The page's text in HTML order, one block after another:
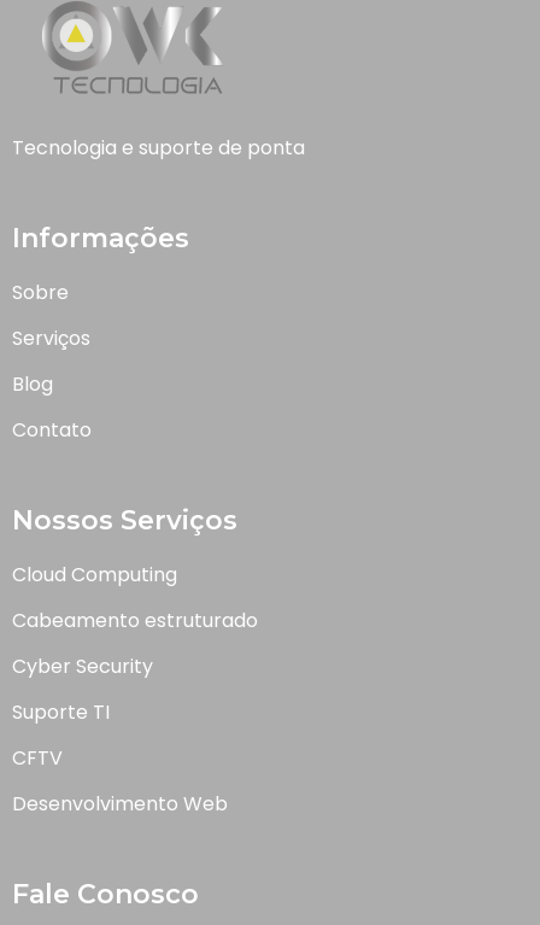
Tecnologia e suporte de ponta
Informações
Sobre
Serviços
Blog
Contato
Nossos Serviços
Cloud Computing
Cabeamento estruturado
Cyber Security
Suporte TI
CFTV
Desenvolvimento Web
Fale Conosco